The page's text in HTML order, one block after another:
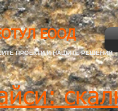
ЕООД
ПРОЕКТИ И НАШИТЕ РЕШЕНИЯ